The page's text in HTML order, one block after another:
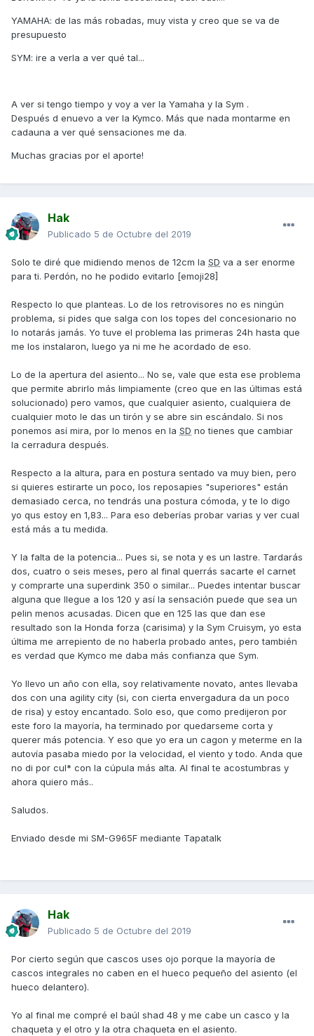
YAMAHA: de las más robadas, muy vista y creo que se va de
presupuesto
SYM: ire a verla a ver qué tal...
A ver si tengo tiempo y voy a ver la Yamaha y la Sym .
Después d enuevo a ver la Kymco. Más que nada montarme en
cadauna a ver qué sensaciones me da.
Muchas gracias por el aporte!
Hak
Publicado 5 de Octubre del 2019
Solo te diré que midiendo menos de 12cm la SD va a ser enorme
para ti. Perdón, no he podido evitarlo [emoji28]
Respecto lo que planteas. Lo de los retrovisores no es ningún
problema, si pides que salga con los topes del concesionario no
lo notarás jamás. Yo tuve el problema las primeras 24h hasta que
me los instalaron, luego ya ni me he acordado de eso.
Lo de la apertura del asiento... No se, vale que esta ese problema
que permite abrirlo más limpiamente (creo que en las últimas está
solucionado) pero vamos, que cualquier asiento, cualquiera de
cualquier moto le das un tirón y se abre sin escándalo. Si nos
ponemos así mira, por lo menos en la SD no tienes que cambiar
la cerradura después.
Respecto a la altura, para en postura sentado va muy bien, pero
si quieres estirarte un poco, los reposapies "superiores" están
demasiado cerca, no tendrás una postura cómoda, y te lo digo
yo qus estoy en 1,83... Para eso deberías probar varias y ver cual
está más a tu medida.
Y la falta de la potencia... Pues si, se nota y es un lastre. Tardarás
dos, cuatro o seis meses, pero al final querrás sacarte el carnet
y comprarte una superdink 350 o similar... Puedes intentar buscar
alguna que llegue a los 120 y así la sensación puede que sea un
pelin menos acusadas. Dicen que en 125 las que dan ese
resultado son la Honda forza (carisima) y la Sym Cruisym, yo esta
última me arrepiento de no haberla probado antes, pero también
es verdad que Kymco me daba más confianza que Sym.
Yo llevo un año con ella, soy relativamente novato, antes llevaba
dos con una agility city (si, con cierta envergadura da un poco
de risa) y estoy encantado. Solo eso, que como predijeron por
este foro la mayoría, ha terminado por quedarseme corta y
querer más potencia. Y eso que yo era un cagon y meterme en la
autovía pasaba miedo por la velocidad, el viento y todo. Anda que
no di por cul* con la cúpula más alta. Al final te acostumbras y
ahora quiero más..
Saludos.
Enviado desde mi SM-G965F mediante Tapatalk
Hak
Publicado 5 de Octubre del 2019
Por cierto según que cascos uses ojo porque la mayoría de
cascos integrales no caben en el hueco pequeño del asiento (el
hueco delantero).
Yo al final me compré el baúl shad 48 y me cabe un casco y la
chaqueta y el otro y la otra chaqueta en el asiento.